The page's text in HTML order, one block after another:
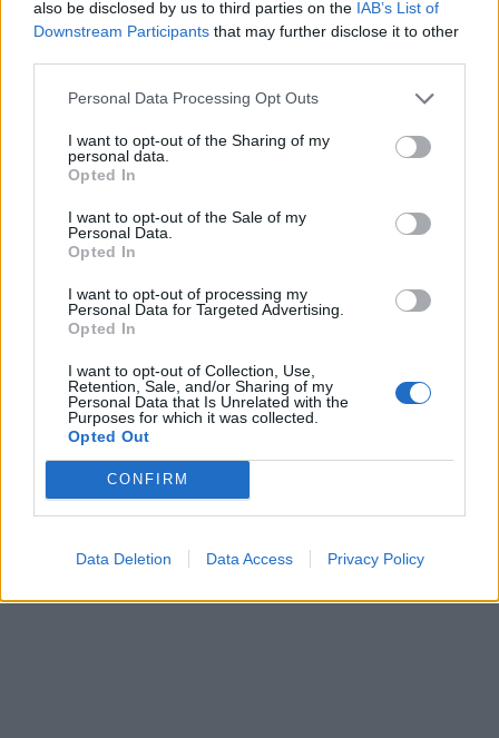
also be disclosed by us to third parties on the IAB’s List of
Downstream Participants that may further disclose it to other
Personal Data Processing Opt Outs
I want to opt-out of the Sharing of my
personal data.
Opted In
I want to opt-out of the Sale of my
Personal Data.
Opted In
I want to opt-out of processing my
Personal Data for Targeted Advertising.
Opted In
I want to opt-out of Collection, Use,
Retention, Sale, and/or Sharing of my
Personal Data that Is Unrelated with the
Purposes for which it was collected.
Opted Out
CONFIRM
Data Deletion Data Access Privacy Policy
“Ήταν «Τιμωρία – “αέρα” αδιανόητο
από
βίντεο
Δόξας. έπαιξε κόρης
Κώστας
Λιάγκας:
μητέρα
στον της τι του ώρες
Είμαστε και στο Google News:
Ακολουθήστε μας